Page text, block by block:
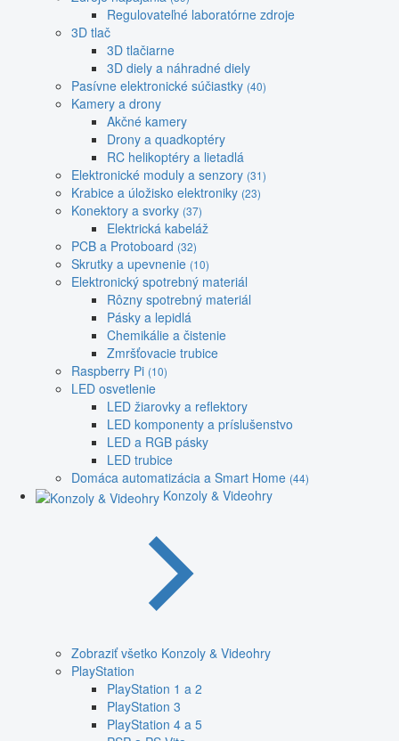
Regulovateľné laboratórne zdroje
3D tlač
3D tlačiarne
3D diely a náhradné diely
Pasívne elektronické súčiastky (40)
Kamery a drony
Akčné kamery
Drony a quadkoptéry
RC helikoptéry a lietadlá
Elektronické moduly a senzory (31)
Krabice a úložisko elektroniky (23)
Konektory a svorky (37)
Elektrická kabeláž
PCB a Protoboard (32)
Skrutky a upevnenie (10)
Elektronický spotrebný materiál
Rôzny spotrebný materiál
Pásky a lepidlá
Chemikálie a čistenie
Zmršťovacie trubice
Raspberry Pi (10)
LED osvetlenie
LED žiarovky a reflektory
LED komponenty a príslušenstvo
LED a RGB pásky
LED trubice
Domáca automatizácia a Smart Home (44)
Konzoly & Videohry
Zobraziť všetko Konzoly & Videohry
PlayStation
PlayStation 1 a 2
PlayStation 3
PlayStation 4 a 5